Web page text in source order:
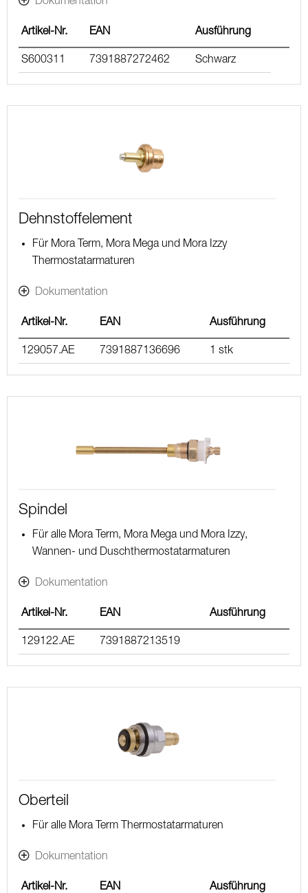
Artikel-Nr. EAN Ausführung
S600311 7391887272462 Schwarz
Dehnstoffelement
Für Mora Term, Mora Mega und Mora Izzy
Thermostatarmaturen
Dokumentation
Artikel-Nr. EAN Ausführung
129057.AE 7391887136696 1 stk
Spindel
Für alle Mora Term, Mora Mega und Mora Izzy,
Wannen- und Duschthermostatarmaturen
Dokumentation
Artikel-Nr. EAN Ausführung
129122.AE 7391887213519
Oberteil
Für alle Mora Term Thermostatarmaturen
Dokumentation
Artikel-Nr. EAN Ausführung